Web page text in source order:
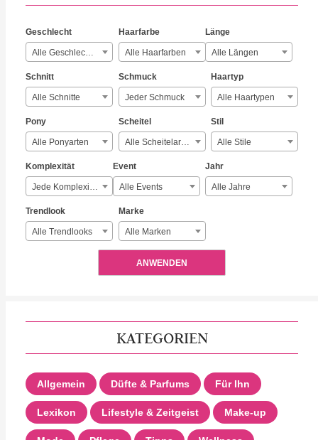
Geschlecht
Alle Geschlechter
Haarfarbe
Alle Haarfarben
Länge
Alle Längen
Schnitt
Alle Schnitte
Schmuck
Jeder Schmuck
Haartyp
Alle Haartypen
Pony
Alle Ponyarten
Scheitel
Alle Scheitelarten
Stil
Alle Stile
Komplexität
Jede Komplexität
Event
Alle Events
Jahr
Alle Jahre
Trendlook
Alle Trendlooks
Marke
Alle Marken
ANWENDEN
KATEGORIEN
Allgemein Düfte & Parfums Für Ihn
Lexikon Lifestyle & Zeitgeist Make-up